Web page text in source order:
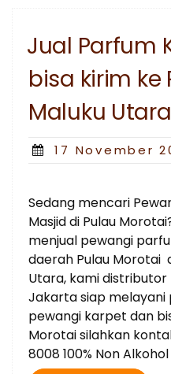
Jual Parfum
bisa kirim ke
Maluku Utara
Posted
17 November
Sedang mencari
Masjid di Pulau
menjual pewangi
daerah Pulau Morotai
Utara, kami
Jakarta siap
pewangi karpet dan
Morotai silahkan
8008 100% Non